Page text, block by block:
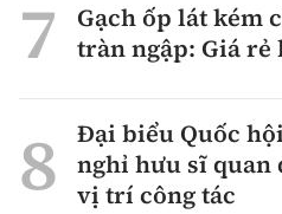
Gạch ốp lát kém
tràn ngập: Giá
Đại biểu Quốc
nghỉ hưu sĩ quan
vị trí công tác